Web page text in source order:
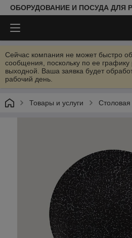
ОБОРУДОВАНИЕ И ПОСУДА ДЛЯ
Сейчас компания не может быстро
сообщения, поскольку по ее графику
выходной. Ваша заявка будет
рабочий день.
Товары и услуги